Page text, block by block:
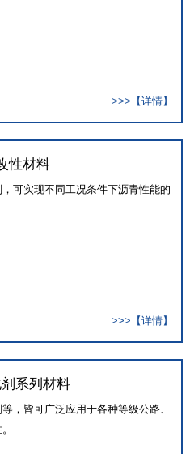
>>>【详情】
性材料
可实现不同工况条件下沥青性能的
>>>【详情】
系列材料
，皆可广泛应用于各种等级公路、